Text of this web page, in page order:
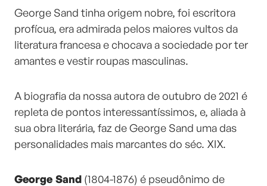
George Sand tinha origem nobre, foi escritora
profícua, era admirada pelos maiores vultos da
literatura francesa e chocava a sociedade por ter
amantes e vestir roupas masculinas.
A biografia da nossa autora de outubro de 2021 é
repleta de pontos interessantíssimos, e, aliada à
sua obra literária, faz de George Sand uma das
personalidades mais marcantes do séc. XIX.
George Sand (1804-1876) é pseudônimo de